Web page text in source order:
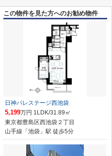
この物件を見た方へのお勧め物件
日神パレステージ西池袋
5,199万円 1LDK/31.89㎡
東京都豊島区西池袋２丁目
山手線「池袋」駅 徒歩5分